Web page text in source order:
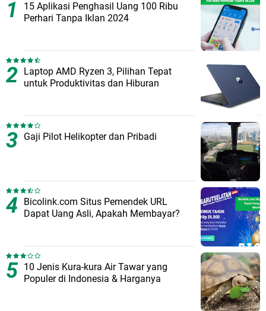
15 Aplikasi Penghasil Uang 100 Ribu
Perhari Tanpa Iklan 2024
Laptop AMD Ryzen 3, Pilihan Tepat
untuk Produktivitas dan Hiburan
Gaji Pilot Helikopter dan Pribadi
Bicolink.com Situs Pemendek URL
Dapat Uang Asli, Apakah Membayar?
10 Jenis Kura-kura Air Tawar yang
Populer di Indonesia & Harganya